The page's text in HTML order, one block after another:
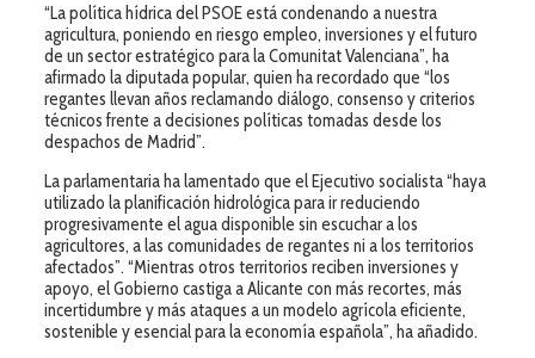
“La política hídrica del PSOE está condenando a nuestra
agricultura, poniendo en riesgo empleo, inversiones y el futuro
de un sector estratégico para la Comunitat Valenciana”, ha
afirmado la diputada popular, quien ha recordado que “los
regantes llevan años reclamando diálogo, consenso y criterios
técnicos frente a decisiones políticas tomadas desde los
despachos de Madrid”.
La parlamentaria ha lamentado que el Ejecutivo socialista “haya
utilizado la planificación hidrológica para ir reduciendo
progresivamente el agua disponible sin escuchar a los
agricultores, a las comunidades de regantes ni a los territorios
afectados”. “Mientras otros territorios reciben inversiones y
apoyo, el Gobierno castiga a Alicante con más recortes, más
incertidumbre y más ataques a un modelo agrícola eficiente,
sostenible y esencial para la economía española”, ha añadido.